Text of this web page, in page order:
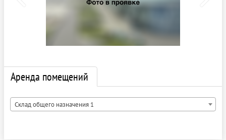
Аренда помещений
Склад общего назначения 1